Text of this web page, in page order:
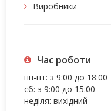
Виробники
Час роботи
пн-пт: з 9:00 до 18:00
сб: з 9:00 до 15:00
неділя: вихідний